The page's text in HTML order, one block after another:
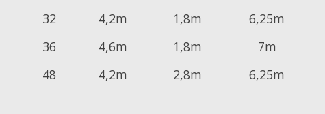
32
4,2m 1,8m 6,25m
36
4,6m 1,8m 7m
48
4,2m 2,8m 6,25m